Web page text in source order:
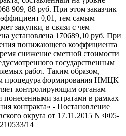
909, 88 руб. При этом заказчик
0,01, тем самым
закупки, в связи с чем
установлена 170689,10 руб. При
понижающего коэффициента
снижение сметной стоимости
государственным
работ. Таким образом,
процедура формирования НМЦК
контролирующим органам
понесенными затратами в рамках
контракта» - Постановление
округа от 17.11.2015 N Ф05-
14